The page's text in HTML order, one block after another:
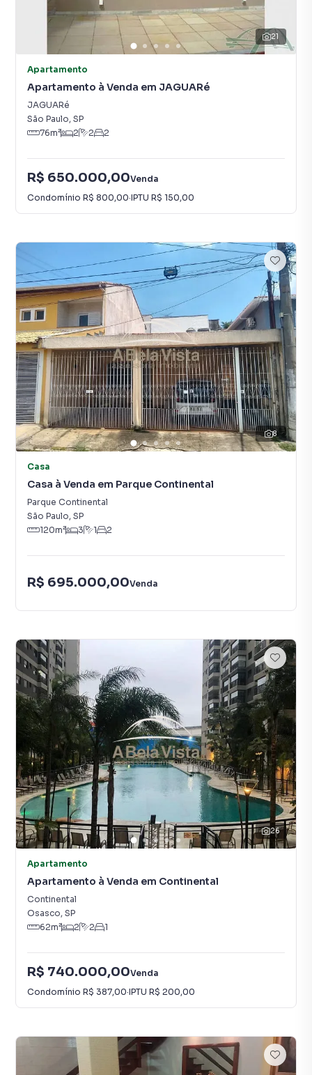
21
Apartamento
Apartamento à Venda em JAGUARé
JAGUARé
São Paulo, SP
76m² 2 2 2
R$ 650.000,00Venda
Condomínio R$ 800,00·IPTU R$ 150,00
8
Casa
Casa à Venda em Parque Continental
Parque Continental
São Paulo, SP
120m² 3 1 2
R$ 695.000,00Venda
26
Apartamento
Apartamento à Venda em Continental
Continental
Osasco, SP
62m² 2 2 1
R$ 740.000,00Venda
Condomínio R$ 387,00·IPTU R$ 200,00